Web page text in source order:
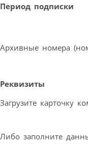
Период подписки
Архивные номера
Реквизиты
Загрузите карточку
Либо заполните